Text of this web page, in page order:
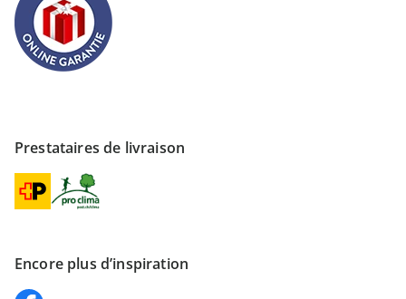
Prestataires de livraison
Encore plus d’inspiration